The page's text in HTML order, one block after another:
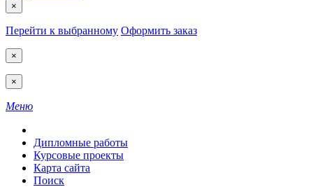
×
Перейти к выбранному Оформить заказ
×
×
Меню
Дипломные работы
Курсовые проекты
Карта сайта
Поиск